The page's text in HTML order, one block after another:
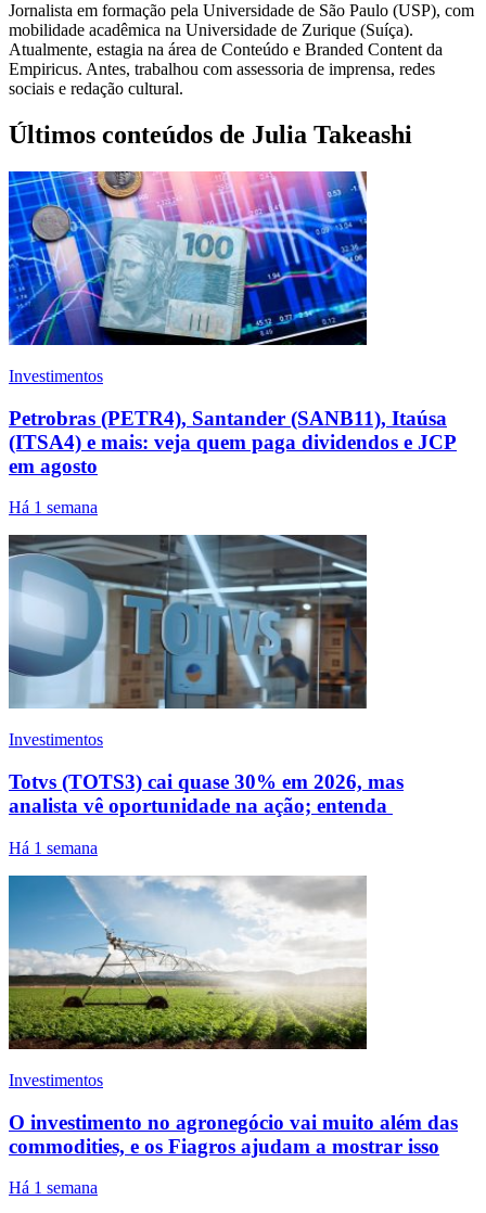
Jornalista em formação pela Universidade de São Paulo (USP), com
mobilidade acadêmica na Universidade de Zurique (Suíça).
Atualmente, estagia na área de Conteúdo e Branded Content da
Empiricus. Antes, trabalhou com assessoria de imprensa, redes
sociais e redação cultural.
Últimos conteúdos de Julia Takeashi
Investimentos
Petrobras (PETR4), Santander (SANB11), Itaúsa
(ITSA4) e mais: veja quem paga dividendos e JCP
em agosto
Há 1 semana
Investimentos
Totvs (TOTS3) cai quase 30% em 2026, mas
analista vê oportunidade na ação; entenda
Há 1 semana
Investimentos
O investimento no agronegócio vai muito além das
commodities, e os Fiagros ajudam a mostrar isso
Há 1 semana